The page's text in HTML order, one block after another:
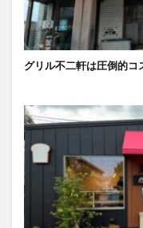
グリル不二軒は圧倒的コ